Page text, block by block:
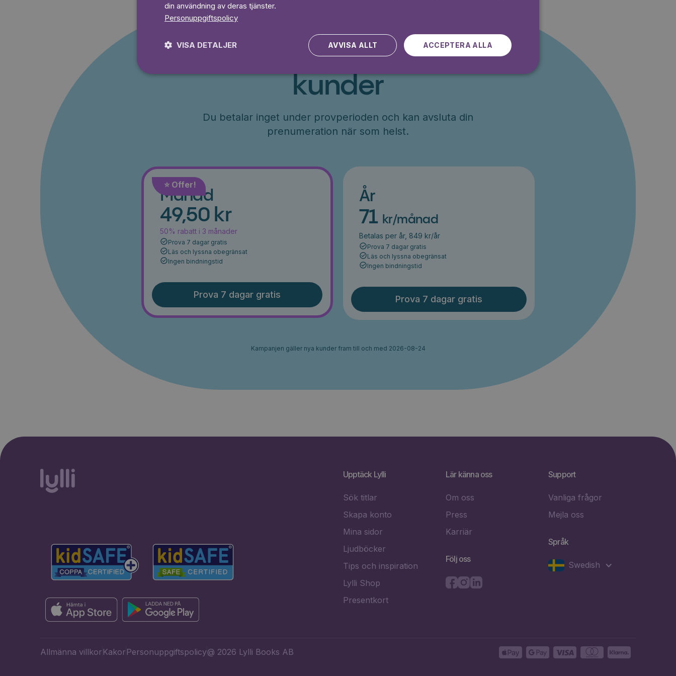
Erbjudande till nya
kunder
Du betalar inget under provperioden och kan avsluta din
prenumeration när som helst.
⭐️ Offer!
Månad
49,50 kr
50% rabatt i 3 månader
Prova 7 dagar gratis
Läs och lyssna obegränsat
Ingen bindningstid
Prova 7 dagar gratis
År
71 kr/månad
Betalas per år, 849 kr/år
Prova 7 dagar gratis
Läs och lyssna obegränsat
Ingen bindningstid
Prova 7 dagar gratis
Kampanjen gäller nya kunder fram till och med 2026-08-24
Upptäck Lylli
Sök titlar
Skapa konto
Mina sidor
Ljudböcker
Tips och inspiration
Lylli Shop
Presentkort
Lär känna oss
Om oss
Press
Karriär
Följ oss
Support
Vanliga frågor
Mejla oss
Språk
Swedish
Allmänna villkor Kakor Personuppgiftspolicy@ 2026 Lylli Books AB
din användning av deras tjänster.
Personuppgiftspolicy
ACCEPTERA ALLA
AVVISA ALLT
VISA DETALJER